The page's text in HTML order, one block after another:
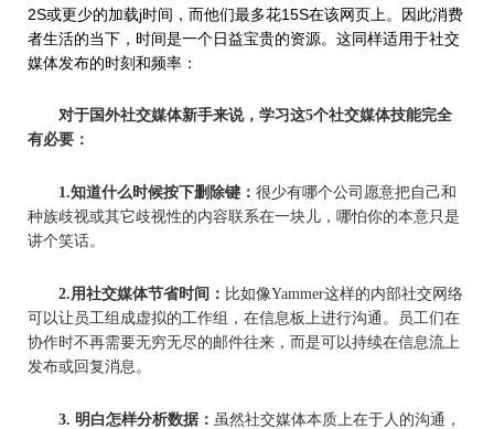
2S或更少的加载j时间，而他们最多花15S在该网页上。因此消费
者生活的当下，时间是一个日益宝贵的资源。这同样适用于社交
媒体发布的时刻和频率：
对于国外社交媒体新手来说，学习这5个社交媒体技能完全
有必要：
1.知道什么时候按下删除键： 很少有哪个公司愿意把自己和
种族歧视或其它歧视性的内容联系在一块儿，哪怕你的本意只是
讲个笑话。
2.用社交媒体节省时间： 比如像Yammer这样的内部社交网络
可以让员工组成虚拟的工作组，在信息板上进行沟通。员工们在
协作时不再需要无穷无尽的邮件往来，而是可以持续在信息流上
发布或回复消息。
3. 明白怎样分析数据： 虽然社交媒体本质上在于人的沟通，